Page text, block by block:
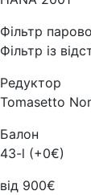
Фільтр
Фільтр із
Редуктор
Tomasetto
Балон
43-l (+0€)
від 900€